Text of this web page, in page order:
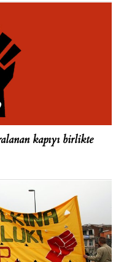
kapıyı birlikte